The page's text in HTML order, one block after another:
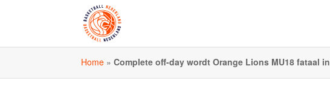
Home »Complete off-day wordt Orange Lions MU18 fataal